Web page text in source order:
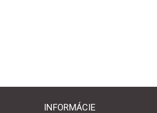
INFORMÁCIE